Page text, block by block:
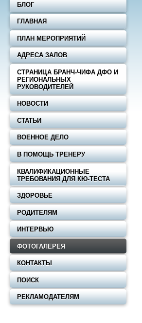
БЛОГ
ГЛАВНАЯ
ПЛАН МЕРОПРИЯТИЙ
АДРЕСА ЗАЛОВ
СТРАНИЦА БРАНЧ-ЧИФА ДФО И
РЕГИОНАЛЬНЫХ
РУКОВОДИТЕЛЕЙ
НОВОСТИ
СТАТЬИ
ВОЕННОЕ ДЕЛО
В ПОМОЩЬ ТРЕНЕРУ
КВАЛИФИКАЦИОННЫЕ
ТРЕБОВАНИЯ ДЛЯ КЮ-ТЕСТА
ЗДОРОВЬЕ
РОДИТЕЛЯМ
ИНТЕРВЬЮ
ФОТОГАЛЕРЕЯ
КОНТАКТЫ
ПОИСК
РЕКЛАМОДАТЕЛЯМ